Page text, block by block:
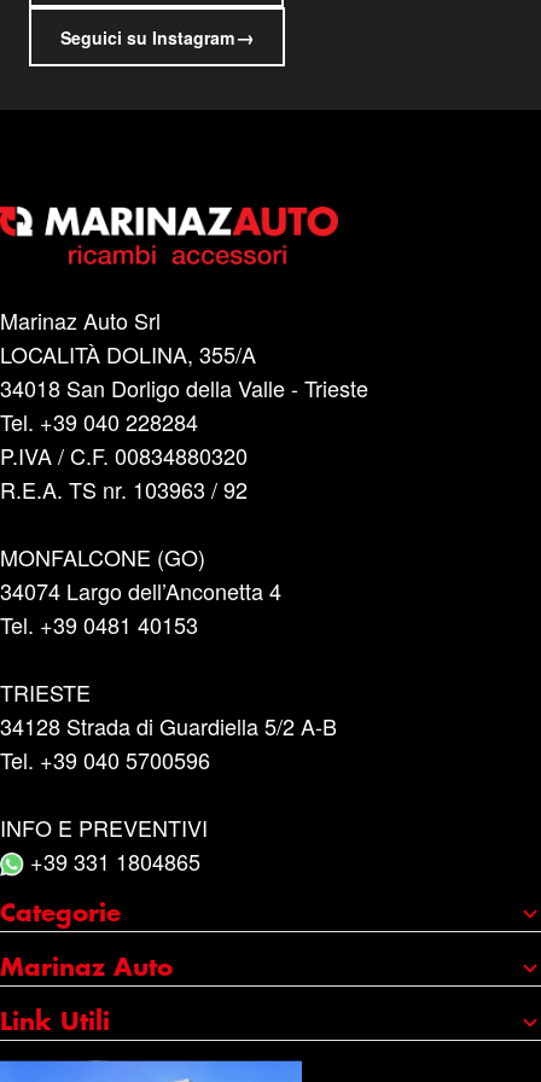
Seguici su Instagram→
Marinaz Auto Srl
LOCALITÀ DOLINA, 355/A
34018 San Dorligo della Valle - Trieste
Tel. +39 040 228284
P.IVA / C.F. 00834880320
R.E.A. TS nr. 103963 / 92
MONFALCONE (GO)
34074 Largo dell’Anconetta 4
Tel. +39 0481 40153
TRIESTE
34128 Strada di Guardiella 5/2 A-B
Tel. +39 040 5700596
INFO E PREVENTIVI
+39 331 1804865
Categorie
Portaggio e carico
Accessori
Cura e manutenzione
Marinaz Auto
Chi siamo
I nostri marchi
Link Utili